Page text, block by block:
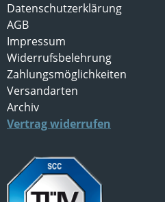
Datenschutzerklärung
AGB
Impressum
Widerrufsbelehrung
Zahlungsmöglichkeiten
Versandarten
Archiv
Vertrag widerrufen